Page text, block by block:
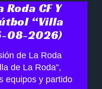
CF Y
“Villa
08-2026)
de La Roda
de La Roda”,
equipos y partido